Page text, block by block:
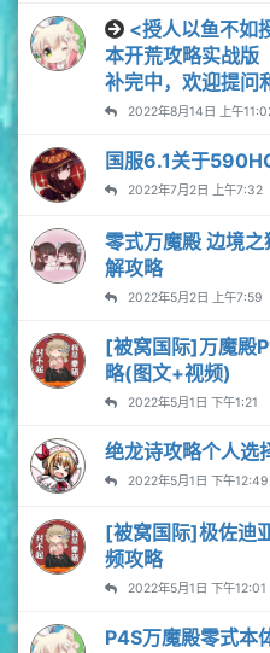
<授人以鱼不如
本开荒攻略实战版
补完中，欢迎提问
2022年8月14日 上午
国服6.1关于
2022年7月2日 上午7:32
零式万魔殿 边境
解攻略
2022年5月2日 上午7:59
[被窝国际]万魔殿
略(图文+视频)
2022年5月1日 下午1:21
绝龙诗攻略个人选
2022年5月1日 下午12:49
[被窝国际]极佐迪
频攻略
2022年5月1日 下午12:01
P4S万魔殿零式本